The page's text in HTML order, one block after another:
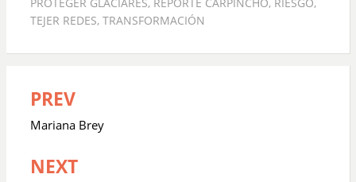
TEJER REDES, TRANSFORMACIÓN
Navegación
de
PREV
Mariana Brey
NEXT